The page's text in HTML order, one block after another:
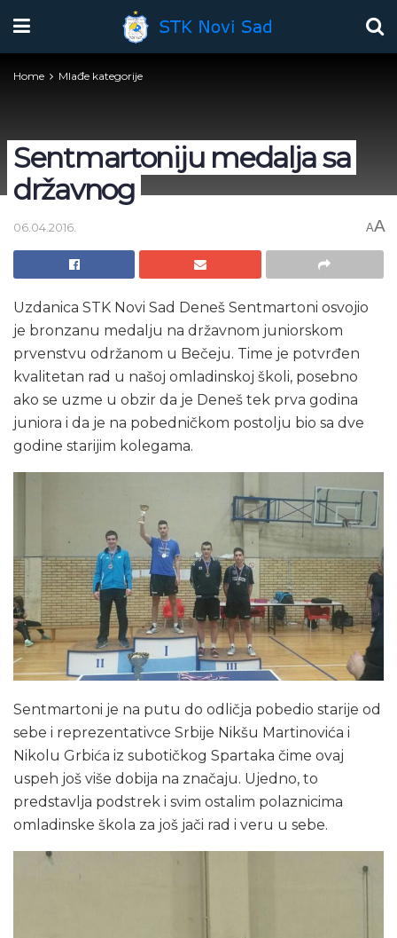
Home Mlađe kategorije
Sentmartoniju medalja sa
državnog
06.04.2016. AA
Uzdanica STK Novi Sad Deneš Sentmartoni osvojio
je bronzanu medalju na državnom juniorskom
prvenstvu održanom u Bečeju. Time je potvrđen
kvalitetan rad u našoj omladinskoj školi, posebno
ako se uzme u obzir da je Deneš tek prva godina
juniora i da je na pobedničkom postolju bio sa dve
godine starijim kolegama.
Sentmartoni je na putu do odličja pobedio starije od
sebe i reprezentativce Srbije Nikšu Martinovića i
Nikolu Grbića iz subotičkog Spartaka čime ovaj
uspeh još više dobija na značaju. Ujedno, to
predstavlja podstrek i svim ostalim polaznicima
omladinske škola za još jači rad i veru u sebe.